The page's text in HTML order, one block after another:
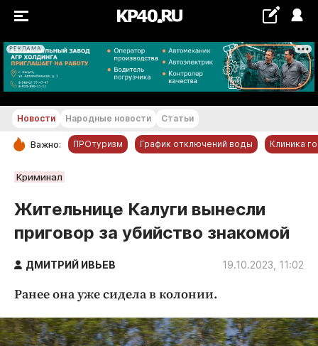
РЕКЛАМА
+18...+19 °С
РУБРИКИ
Новости компаний
Статьи
Народные новости
Благоустройство
Криминал
Новости Народные новости Статьи
Важно: ПРОтуризм График отключений воды Клиника
Криминал
Жительнице Калуги вынесли
приговор за убийство знакомой
ДМИТРИЙ ИВЬЕВ 19.10.2023, 11:02
Ранее она уже сидела в колонии.